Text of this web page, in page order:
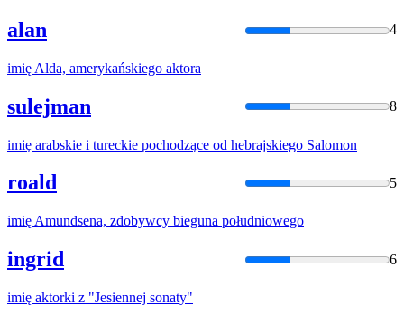
alan 4
imię Alda, amerykańskiego aktora
sulejman 8
imię arabskie i tureckie pochodzące od hebrajskiego Salomon
roald 5
imię Amundsena, zdobywcy bieguna południowego
ingrid 6
imię aktorki z "Jesiennej sonaty"